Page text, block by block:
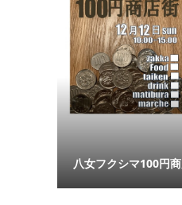
八女フクシマ100円